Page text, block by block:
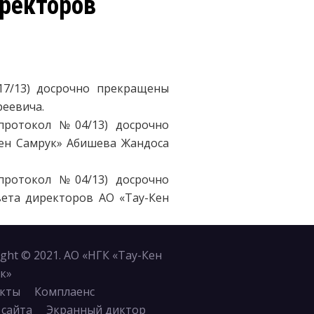
13) досрочно прекращены
№04/13) досрочно
Самрук» Абишева Жандоса
№04/13) досрочно
директоров АО «Тау-Кен
© 2021. АО «НГК «Тау-Кен
Комплаенс
Экранный диктор